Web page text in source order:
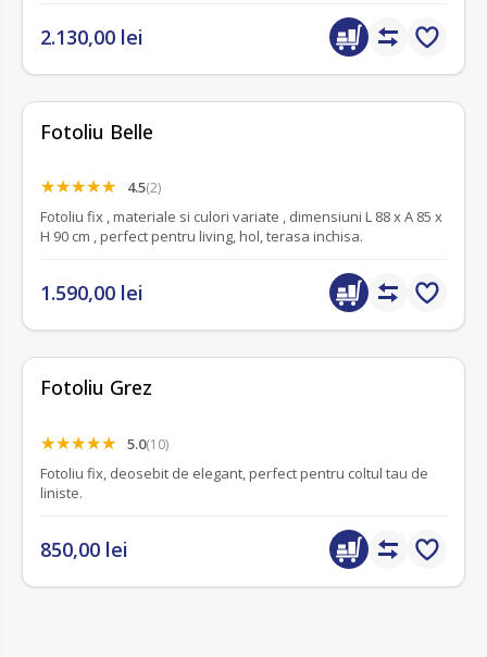
2.130,00 lei
Fotoliu Belle
4.5(2)
Fotoliu fix , materiale si culori variate , dimensiuni L 88 x A 85 x
H 90 cm , perfect pentru living, hol, terasa inchisa.
1.590,00 lei
Fotoliu Grez
5.0(10)
Fotoliu fix, deosebit de elegant, perfect pentru coltul tau de
liniste.
850,00 lei